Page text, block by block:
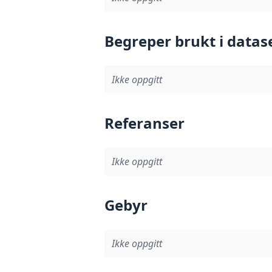
Begreper brukt i
Ikke oppgitt
Referanser
Ikke oppgitt
Gebyr
Ikke oppgitt